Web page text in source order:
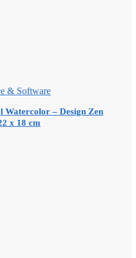
& Software
Watercolor – Design Zen
x 18 cm